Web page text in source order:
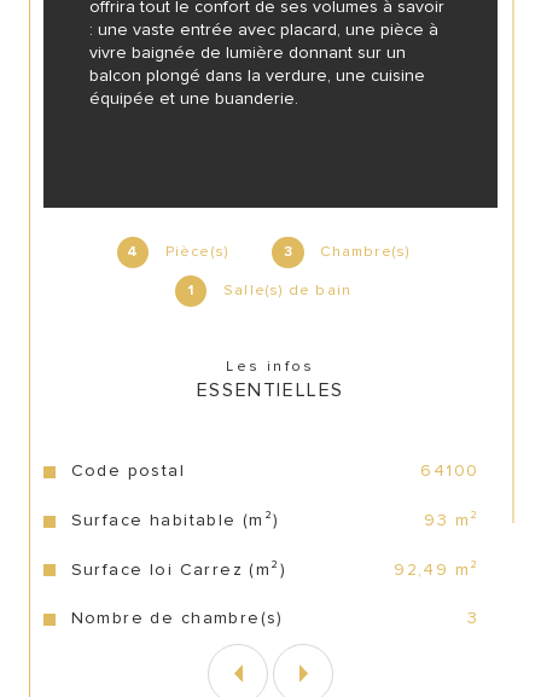
4 Pièce(s) 3 Chambre(s)
1 Salle(s) de bain
Les infos
ESSENTIELLES
Caractéristiques Valeurs
Code postal 64100
Surface habitable (m²) 93 m²
Surface loi Carrez (m²) 92,49 m²
Nombre de chambre(s) 3
offrira tout le confort de ses volumes à savoir
: une vaste entrée avec placard, une pièce à
vivre baignée de lumière donnant sur un
balcon plongé dans la verdure, une cuisine
équipée et une buanderie.
salle d'eau, 2 chambres avec placards, une
Mais aussi : une cave et deux places de
parking privatives dont une en sous-sol.